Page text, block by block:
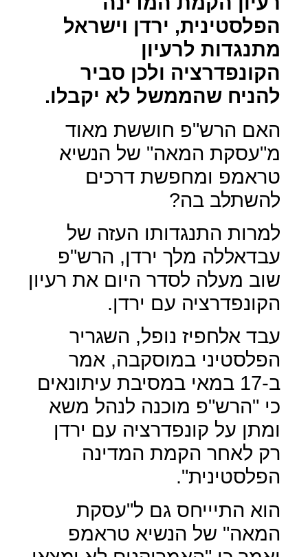
הפלסטינית, ירדן וישראל
מתנגדות לרעיון
הקונפדרציה ולכן סביר
להניח שהממשל לא יקבלו.
האם הרש"פ חוששת מאוד
מ"עסקת המאה" של הנשיא
טראמפ ומחפשת דרכים
להשתלב בה?
למרות התנגדותו העזה של
עבדאללה מלך ירדן, הרש"פ
שוב מעלה לסדר היום את רעיון
הקונפדרציה עם ירדן.
עבד אלחפיז נופל, השגריר
הפלסטיני במוסקבה, אמר
ב-17 במאי במסיבת עיתונאים
כי "הרש"פ מוכנה לנהל משא
ומתן על קונפדרציה עם ירדן
רק לאחר הקמת המדינה
הפלסטינית".
הוא התיייחס גם ל"עסקת
המאה" של הנשיא טראמפ